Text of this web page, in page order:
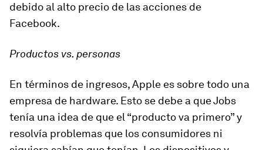
debido al alto precio de las acciones de
Facebook.
Productos vs. personas
En términos de ingresos, Apple es sobre todo una
empresa de hardware. Esto se debe a que Jobs
tenía una idea de que el “producto va primero” y
resolvía problemas que los consumidores ni